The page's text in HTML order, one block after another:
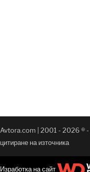
Avtora.com | 2001 - 2026 ® -
цитиране на източника
Изработка на сайт